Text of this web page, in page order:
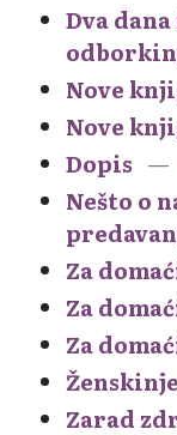
Dva
Nove
Nove
Dopis
Nešto o
Za
Za
Za
Zarad